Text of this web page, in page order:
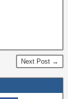
Next Post →